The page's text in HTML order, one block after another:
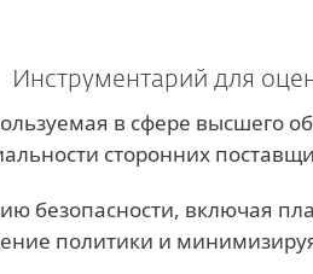
Инструментарий для
в сфере
сторонних
безопасности, включая
политики и